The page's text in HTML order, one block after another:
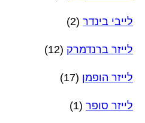
לייבי בינדר (2)
לייזר ברנדמרק (12)
לייזר הופמן (17)
לייזר סופר (1)